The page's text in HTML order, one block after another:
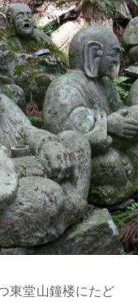
東堂山鐘楼にたど